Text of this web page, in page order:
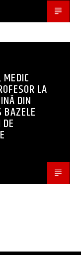
LA
DIN
BAZELE